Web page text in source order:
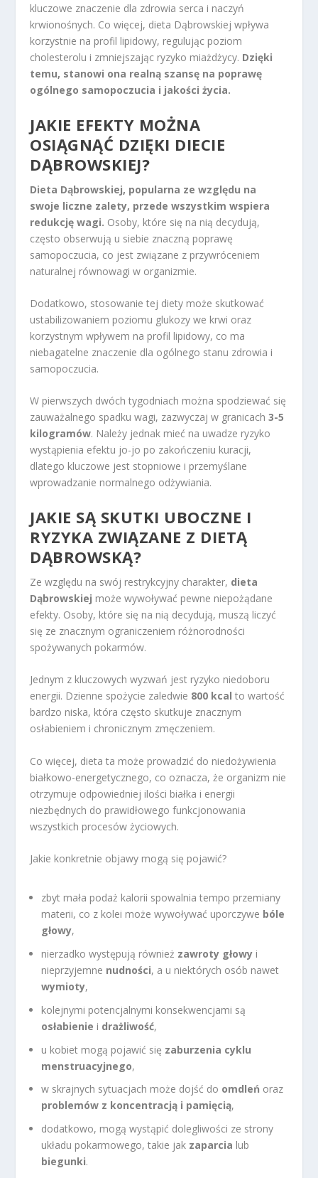
kluczowe znaczenie dla zdrowia serca i naczyń
krwionośnych. Co więcej, dieta Dąbrowskiej wpływa
korzystnie na profil lipidowy, regulując poziom
cholesterolu i zmniejszając ryzyko miażdżycy. Dzięki
temu, stanowi ona realną szansę na poprawę
ogólnego samopoczucia i jakości życia.
JAKIE EFEKTY MOŻNA
OSIĄGNĄĆ DZIĘKI DIECIE
DĄBROWSKIEJ?
Dieta Dąbrowskiej, popularna ze względu na
swoje liczne zalety, przede wszystkim wspiera
redukcję wagi. Osoby, które się na nią decydują,
często obserwują u siebie znaczną poprawę
samopoczucia, co jest związane z przywróceniem
naturalnej równowagi w organizmie.
Dodatkowo, stosowanie tej diety może skutkować
ustabilizowaniem poziomu glukozy we krwi oraz
korzystnym wpływem na profil lipidowy, co ma
niebagatelne znaczenie dla ogólnego stanu zdrowia i
samopoczucia.
W pierwszych dwóch tygodniach można spodziewać się
zauważalnego spadku wagi, zazwyczaj w granicach3-5
kilogramów. Należy jednak mieć na uwadze ryzyko
wystąpienia efektu jo-jo po zakończeniu kuracji,
dlatego kluczowe jest stopniowe i przemyślane
wprowadzanie normalnego odżywiania.
JAKIE SĄ SKUTKI UBOCZNE I
RYZYKA ZWIĄZANE Z DIETĄ
DĄBROWSKĄ?
Ze względu na swój restrykcyjny charakter, dieta
Dąbrowskiej może wywoływać pewne niepożądane
efekty. Osoby, które się na nią decydują, muszą liczyć
się ze znacznym ograniczeniem różnorodności
spożywanych pokarmów.
Jednym z kluczowych wyzwań jest ryzyko niedoboru
energii. Dzienne spożycie zaledwie 800 kcal to wartość
bardzo niska, która często skutkuje znacznym
osłabieniem i chronicznym zmęczeniem.
Co więcej, dieta ta może prowadzić do niedożywienia
białkowo-energetycznego, co oznacza, że organizm nie
otrzymuje odpowiedniej ilości białka i energii
niezbędnych do prawidłowego funkcjonowania
wszystkich procesów życiowych.
Jakie konkretnie objawy mogą się pojawić?
zbyt mała podaż kalorii spowalnia tempo przemiany
materii, co z kolei może wywoływać uporczywe bóle
głowy,
nierzadko występują również zawroty głowy i
nieprzyjemne nudności, a u niektórych osób nawet
wymioty,
kolejnymi potencjalnymi konsekwencjami są
osłabienie i drażliwość,
u kobiet mogą pojawić się zaburzenia cyklu
menstruacyjnego,
w skrajnych sytuacjach może dojść do omdleń oraz
problemów z koncentracją i pamięcią,
dodatkowo, mogą wystąpić dolegliwości ze strony
układu pokarmowego, takie jak zaparcia lub
biegunki.